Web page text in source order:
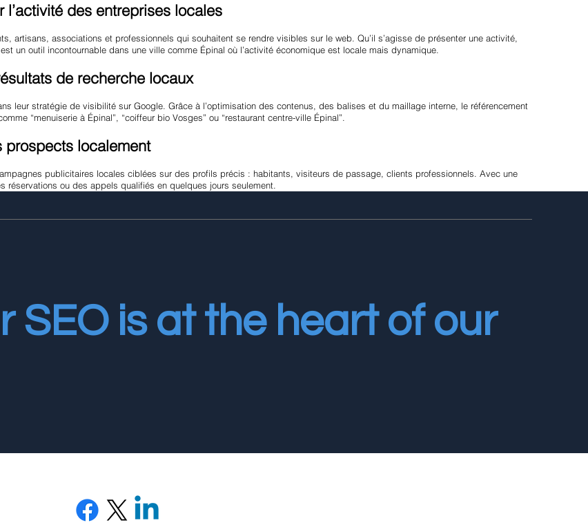
l’activité des entreprises locales
artisans, associations et professionnels qui souhaitent se rendre visibles sur le web. Qu’il s’agisse de présenter une activité,
un outil incontournable dans une ville comme Épinal où l’activité économique est locale mais dynamique.
de recherche locaux
leur stratégie de visibilité sur Google. Grâce à l’optimisation des contenus, des balises et du maillage interne, le référencement
“menuiserie à Épinal”, “coiffeur bio Vosges” ou “restaurant centre-ville Épinal”.
prospects localement
publicitaires locales ciblées sur des profils précis : habitants, visiteurs de passage, clients professionnels. Avec une
ou des appels qualifiés en quelques jours seulement.
SEO is at the heart of our